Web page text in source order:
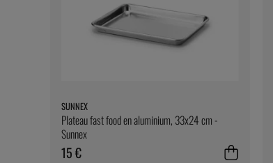
SUNNEX
Plateau fast food en aluminium, 33x24 cm -
Sunnex
15 €